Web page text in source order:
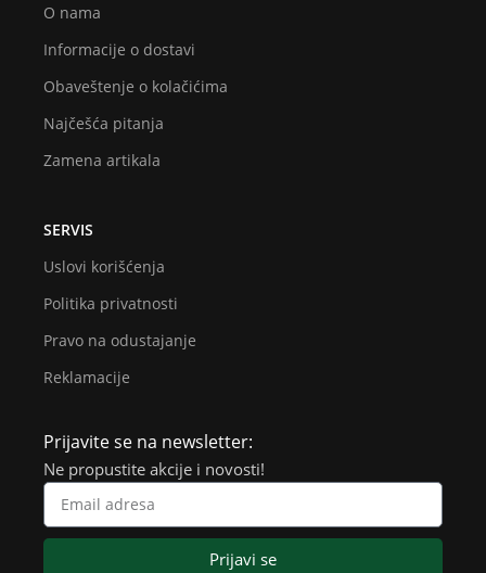
O nama
Informacije o dostavi
Obaveštenje o kolačićima
Najčešća pitanja
Zamena artikala
SERVIS
Uslovi korišćenja
Politika privatnosti
Pravo na odustajanje
Reklamacije
Prijavite se na newsletter:
Ne propustite akcije i novosti!
Prijavi se